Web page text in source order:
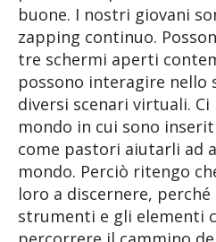
buone. I nostri giovani
zapping continuo.
tre schermi aperti
possono interagire nello
diversi scenari virtuali. Ci
mondo in cui sono
come pastori aiutarli ad
mondo. Perciò ritengo
loro a discernere,
strumenti e gli elementi